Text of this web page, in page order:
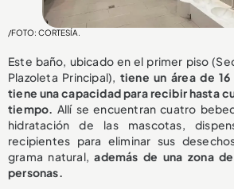
/FOTO: CORTESÍA.
Este baño, ubicado en el primer piso
Plazoleta Principal), tiene un área de
tiene una capacidad para recibir hasta
tiempo. Allí se encuentran cuatro
hidratación de las mascotas,
recipientes para eliminar sus
grama natural,además de una zona
personas.